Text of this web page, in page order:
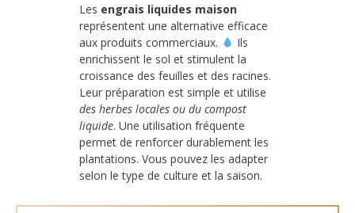
Les engrais liquides maison
représentent une alternative efficace
aux produits commerciaux.
Ils
enrichissent le sol et stimulent la
croissance des feuilles et des racines.
Leur préparation est simple et utilise
des herbes locales ou du compost
liquide. Une utilisation fréquente
permet de renforcer durablement les
plantations. Vous pouvez les adapter
selon le type de culture et la saison.